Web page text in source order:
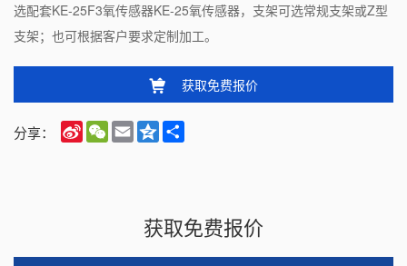
选配套KE-25F3氧传感器KE-25氧传感器，支架可选常规支架或Z型
支架；也可根据客户要求定制加工。
获取免费报价
分享： Sina
Weibo
WeChat
EmailQzone
获取免费报价